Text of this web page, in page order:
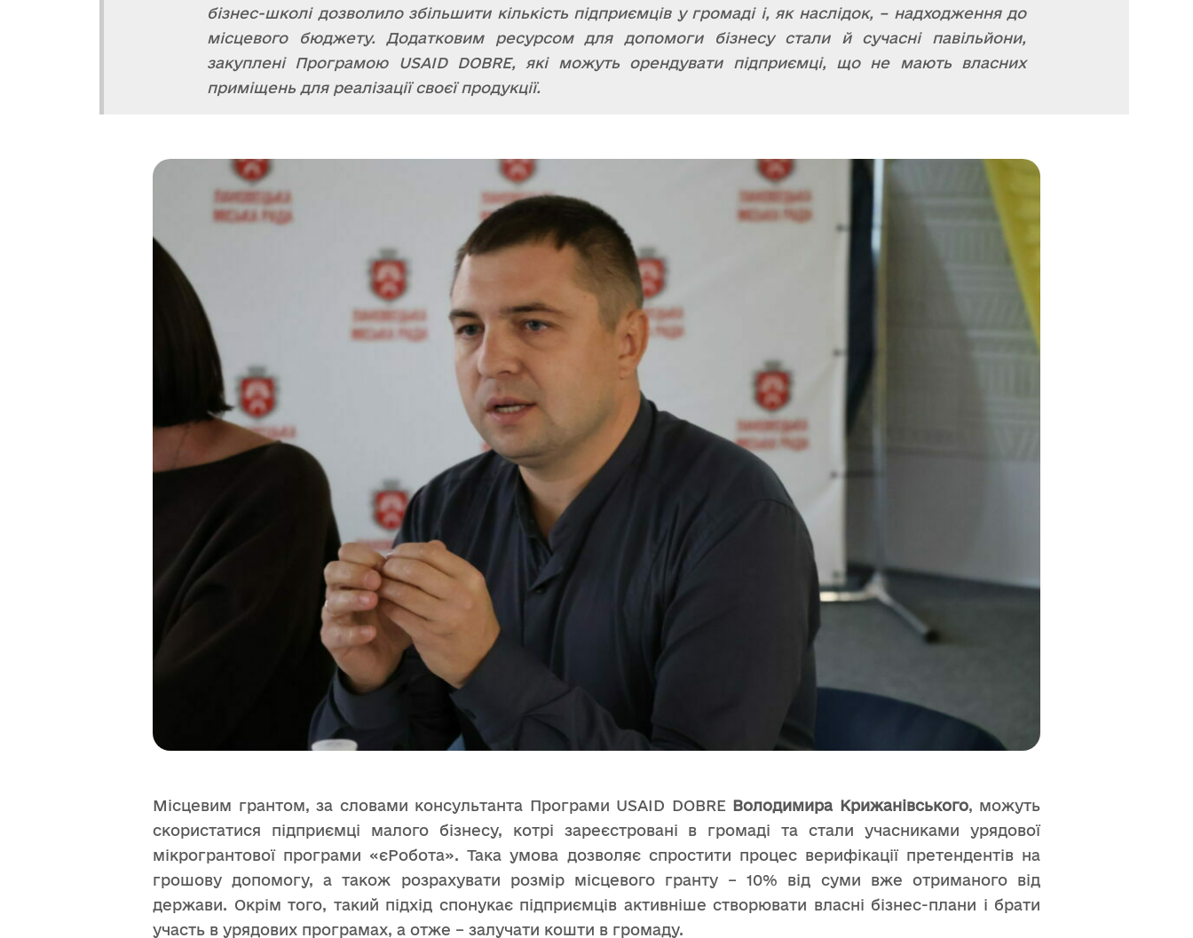
бізнес-школі дозволило збільшити кількість підприємців у громаді і, як наслідок, – надходження до
місцевого бюджету. Додатковим ресурсом для допомоги бізнесу стали й сучасні павільйони,
закуплені Програмою USAID DOBRE, які можуть орендувати підприємці, що не мають власних
приміщень для реалізації своєї продукції.
Місцевим грантом, за словами консультанта Програми USAID DOBRE Володимира Крижанівського, можуть
скористатися підприємці малого бізнесу, котрі зареєстровані в громаді та стали учасниками урядової
мікрогрантової програми «єРобота». Така умова дозволяє спростити процес верифікації претендентів на
грошову допомогу, а також розрахувати розмір місцевого гранту – 10% від суми вже отриманого від
держави. Окрім того, такий підхід спонукає підприємців активніше створювати власні бізнес-плани і брати
участь в урядових програмах, а отже – залучати кошти в громаду.